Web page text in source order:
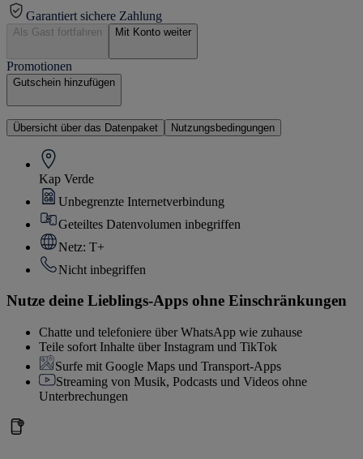
Garantiert sichere Zahlung
Als Gast fortfahren Mit Konto weiter
Promotionen
Gutschein hinzufügen
Übersicht über das Datenpaket Nutzungsbedingungen
Kap Verde
Unbegrenzte Internetverbindung
Geteiltes Datenvolumen inbegriffen
Netz: T+
Nicht inbegriffen
Nutze deine Lieblings-Apps ohne Einschränkungen
Chatte und telefoniere über WhatsApp wie zuhause
Teile sofort Inhalte über Instagram und TikTok
Surfe mit Google Maps und Transport-Apps
Streaming von Musik, Podcasts und Videos ohne
Unterbrechungen